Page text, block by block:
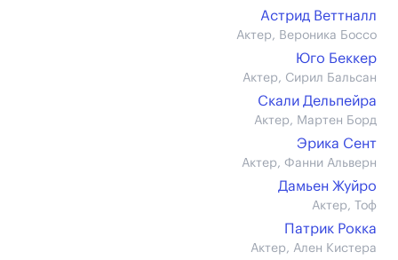
Астрид Веттналл
Актер, Вероника Боссо
Юго Беккер
Актер, Сирил Бальсан
Скали Дельпейра
Актер, Мартен Борд
Эрика Сент
Актер, Фанни Альверн
Дамьен Жуйро
Актер, Тоф
Патрик Рокка
Актер, Ален Кистера